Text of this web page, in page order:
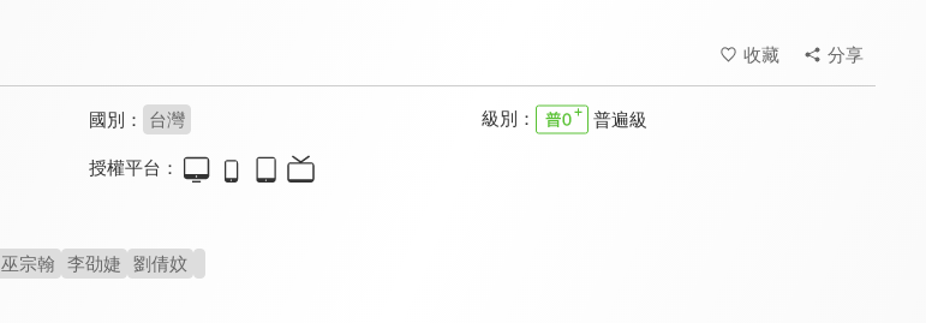
收藏 分享
國別： 台灣 級別： 普遍級
授權平台：
巫宗翰 李劭婕 劉倩妏